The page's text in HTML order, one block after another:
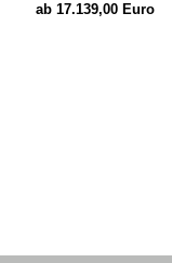
ab 17.139,00 Euro